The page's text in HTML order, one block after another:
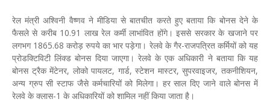
रेल मंत्री अश्विनी वैष्णव ने मीडिया से बातचीत करते हुए बताया कि बोनस देने के
फैसले से करीब 10.91 लाख रेल कर्मी लाभांवित होंगे। इससे सरकार के खजाने पर
लगभग 1865.68 करोड़ रुपये का भार पड़ेगा। रेलवे के गैर-राजपत्रित कर्मियों को यह
प्रोडक्टिविटी लिंक्ड बोनस दिया जाएगा। रेलवे के एक अधिकारी ने बताया कि यह
बोनस ट्रैक मेंटेनर, लोको पायलट, गार्ड, स्टेशन मास्टर, सुपरवाइजर, तकनीशियन,
अन्य ग्रुप सी स्टाफ जैसे कर्मचारियों को मिलेगा। हर साल दिए जाने वाले बोनस में
रेलवे के क्लास-1 के अधिकारियों को शामिल नहीं किया जाता है।